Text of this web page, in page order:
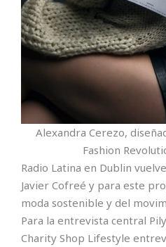
Alexandra Cerezo,
Fashion
Radio Latina en Dublin
Javier Cofreé y para este
moda sostenible y del
Para la entrevista central
Charity Shop Lifestyle